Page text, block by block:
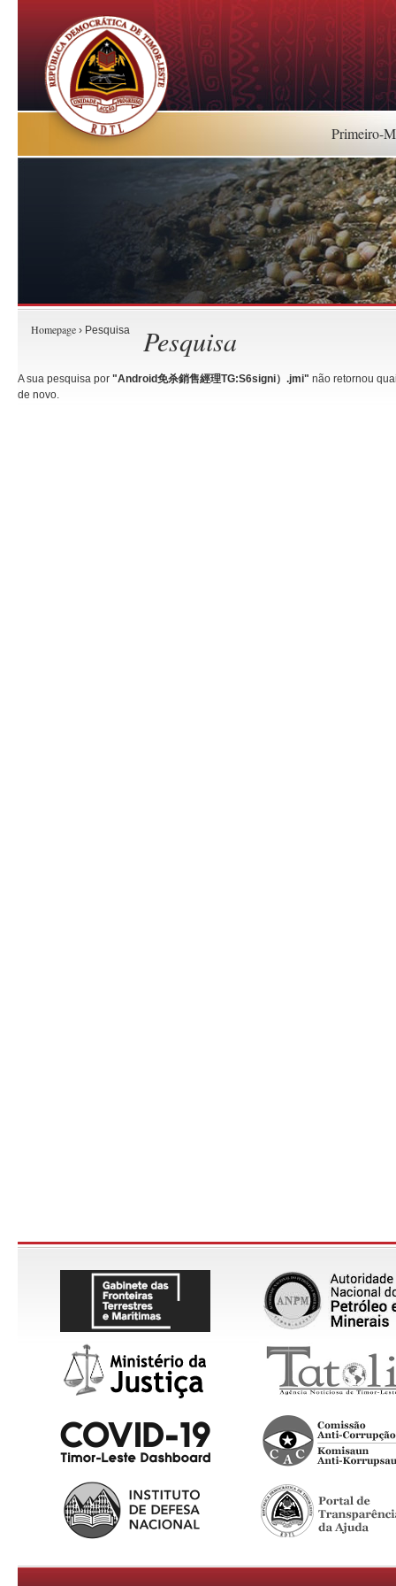
Primeiro-
Homepage › Pesquisa Pesquisa
A sua pesquisa por "Android免杀銷售經理TG:S6signi）.jmi" não retornou
de novo.